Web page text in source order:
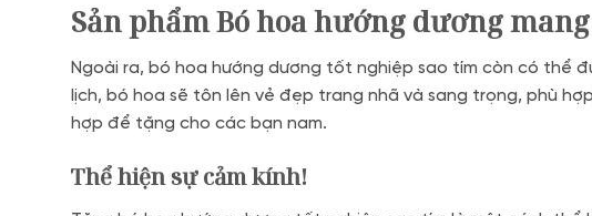
Sản phẩm Bó hoa hướng dương
Ngoài ra, bó hoa hướng dương tốt nghiệp sao tím còn có thể
lịch, bó hoa sẽ tôn lên vẻ đẹp trang nhã và sang trọng, phù
hợp để tặng cho các bạn nam.
Thể hiện sự cảm kính!